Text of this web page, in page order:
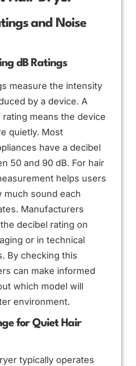
and Noise
dB Ratings
measure the intensity
by a device. A
means the device
quietly. Most
have a decibel
50 and 90 dB. For hair
helps users
much sound each
Manufacturers
decibel rating on
or in technical
By checking this
can make informed
which model will
environment.
for Quiet Hair
typically operates